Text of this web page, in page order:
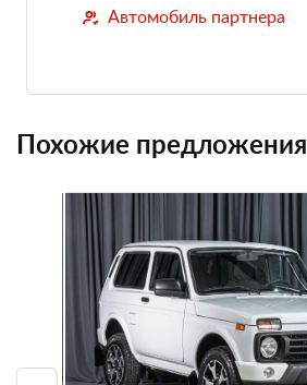
Автомобиль партнера
Похожие предложения